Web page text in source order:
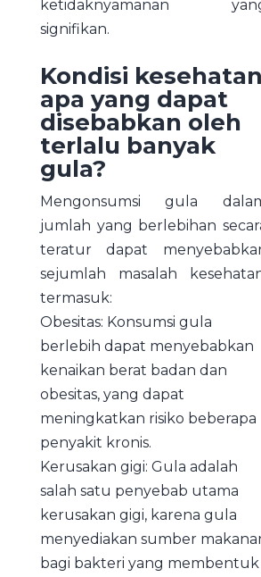
ketidaknyamanan
signifikan.
Kondisi kesehatan
apa yang dapat
disebabkan oleh
terlalu banyak
gula?
Mengonsumsi gula
jumlah yang berlebihan
teratur dapat
sejumlah masalah
termasuk:
Obesitas: Konsumsi gula
berlebih dapat menyebabkan
kenaikan berat badan dan
obesitas, yang dapat
meningkatkan risiko beberapa
penyakit kronis.
Kerusakan gigi: Gula adalah
salah satu penyebab utama
kerusakan gigi, karena gula
menyediakan sumber
bagi bakteri yang membentuk